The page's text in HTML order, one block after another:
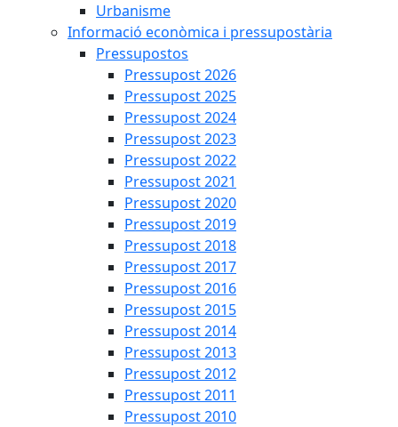
Urbanisme
Informació econòmica i pressupostària
Pressupostos
Pressupost 2026
Pressupost 2025
Pressupost 2024
Pressupost 2023
Pressupost 2022
Pressupost 2021
Pressupost 2020
Pressupost 2019
Pressupost 2018
Pressupost 2017
Pressupost 2016
Pressupost 2015
Pressupost 2014
Pressupost 2013
Pressupost 2012
Pressupost 2011
Pressupost 2010